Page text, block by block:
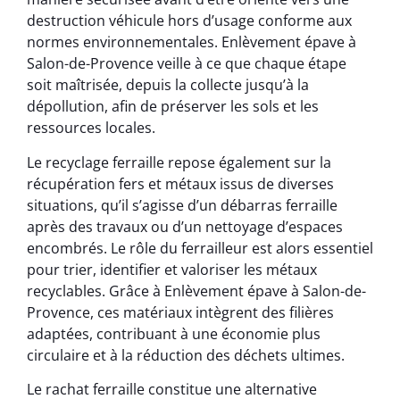
destruction véhicule hors d’usage conforme aux
normes environnementales. Enlèvement épave à
Salon-de-Provence veille à ce que chaque étape
soit maîtrisée, depuis la collecte jusqu’à la
dépollution, afin de préserver les sols et les
ressources locales.
Le recyclage ferraille repose également sur la
récupération fers et métaux issus de diverses
situations, qu’il s’agisse d’un débarras ferraille
après des travaux ou d’un nettoyage d’espaces
encombrés. Le rôle du ferrailleur est alors essentiel
pour trier, identifier et valoriser les métaux
recyclables. Grâce à Enlèvement épave à Salon-de-
Provence, ces matériaux intègrent des filières
adaptées, contribuant à une économie plus
circulaire et à la réduction des déchets ultimes.
Le rachat ferraille constitue une alternative